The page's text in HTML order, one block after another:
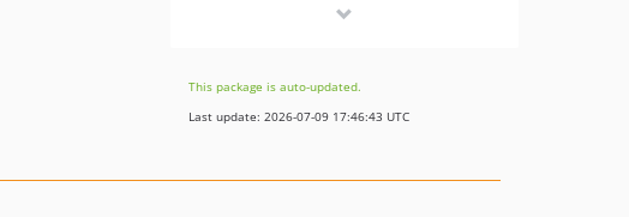
This package is auto-updated.
Last update: 2026-07-09 17:46:43 UTC